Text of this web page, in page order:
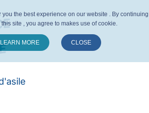
you the best experience on our website . By continuing
site , you agree to makes use of cookie.
LEARN MORE CLOSE